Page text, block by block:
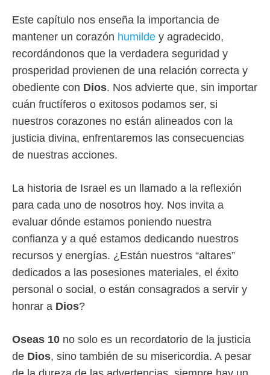
Este capítulo nos enseña la importancia de
mantener un corazón humilde y agradecido,
recordándonos que la verdadera seguridad y
prosperidad provienen de una relación correcta y
obediente con Dios. Nos advierte que, sin importar
cuán fructíferos o exitosos podamos ser, si
nuestros corazones no están alineados con la
justicia divina, enfrentaremos las consecuencias
de nuestras acciones.
La historia de Israel es un llamado a la reflexión
para cada uno de nosotros hoy. Nos invita a
evaluar dónde estamos poniendo nuestra
confianza y a qué estamos dedicando nuestros
recursos y energías. ¿Están nuestros “altares”
dedicados a las posesiones materiales, el éxito
personal o social, o están consagrados a servir y
honrar a Dios?
Oseas 10 no solo es un recordatorio de la justicia
de Dios, sino también de su misericordia. A pesar